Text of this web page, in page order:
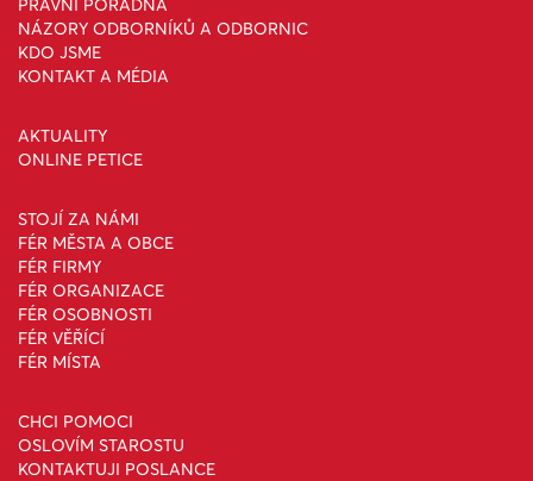
PRÁVNÍ PORADNA
NÁZORY ODBORNÍKŮ A ODBORNIC
KDO JSME
KONTAKT A MÉDIA
AKTUALITY
ONLINE PETICE
STOJÍ ZA NÁMI
FÉR MĚSTA A OBCE
FÉR FIRMY
FÉR ORGANIZACE
FÉR OSOBNOSTI
FÉR VĚŘÍCÍ
FÉR MÍSTA
CHCI POMOCI
OSLOVÍM STAROSTU
KONTAKTUJI POSLANCE